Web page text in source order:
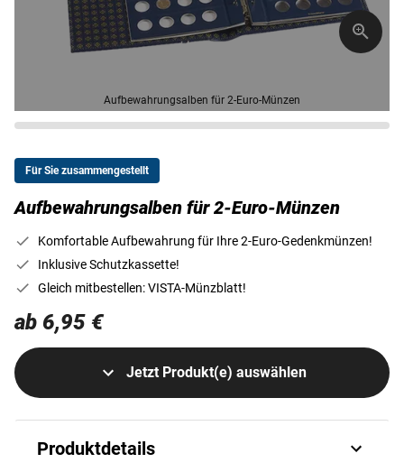
Aufbewahrungsalben für 2-Euro-Münzen
Für Sie zusammengestellt
Aufbewahrungsalben für 2-Euro-Münzen
Komfortable Aufbewahrung für Ihre 2-Euro-Gedenkmünzen!
Inklusive Schutzkassette!
Gleich mitbestellen: VISTA-Münzblatt!
ab 6,95 €
Jetzt Produkt(e) auswählen
Produktdetails